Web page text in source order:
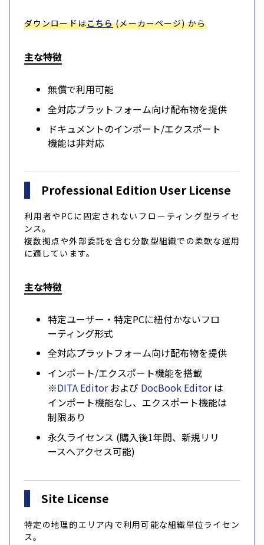
ダウンロードはこちら(メーカーページ) から
主な特徴
無償で利用可能
全対応プラットフォーム向け配布物を提供
ドキュメントのインポート/エクスポート
機能は非対応
Professional Edition User License
利用者やPCに固定されないフローティング型ライセ
ンス。
複数拠点や外部委託を含む分散型組織での柔軟な運用
に適しています。
主な特徴
特定ユーザー・特定PCに紐付かないフロ
ーティング形式
全対応プラットフォーム向け配布物を提供
インポート/エクスポート機能を搭載
※DITA Editorおよび DocBook Editorは
インポート機能なし、エクスポート機能は
制限あり
永久ライセンス (購入後1年間、新規リリ
ースへアクセス可能)
Site License
特定の地理的エリア内で利用可能な組織単位ライセン
ス。